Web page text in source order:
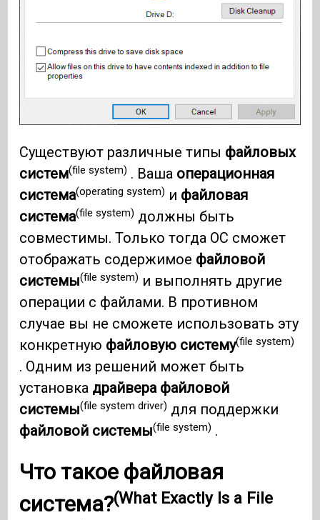
Существуют различные типы файловых
систем(file system) . Ваша операционная
система(operating system) и файловая
система(file system) должны быть
совместимы. Только тогда ОС сможет
отображать содержимое файловой
системы(file system) и выполнять другие
операции с файлами. В противном
случае вы не сможете использовать эту
конкретную файловую систему(file system)
. Одним из решений может быть
установка драйвера файловой
системы(file system driver) для поддержки
файловой системы(file system) .
Что такое файловая
система?(What Exactly Is a File